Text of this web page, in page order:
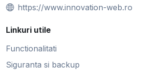
https://www.innovation-web.ro
Linkuri utile
Functionalitati
Siguranta si backup